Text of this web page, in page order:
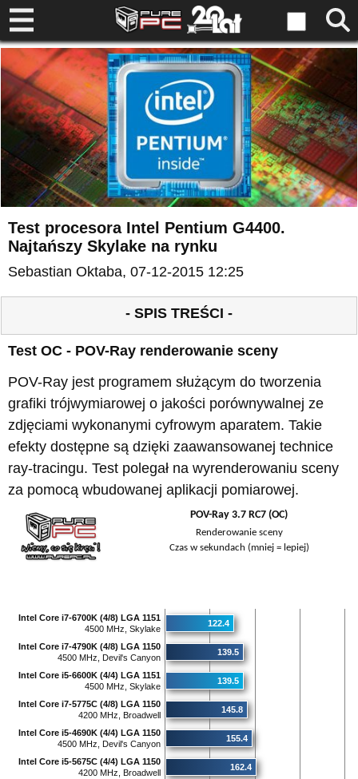
Test procesora Intel Pentium G4400.
Najtańszy Skylake na rynku
Sebastian Oktaba, 07-12-2015 12:25
- SPIS TREŚCI -
Test OC - POV-Ray renderowanie sceny
POV-Ray jest programem służącym do tworzenia
grafiki trójwymiarowej o jakości porównywalnej ze
zdjęciami wykonanymi cyfrowym aparatem. Takie
efekty dostępne są dzięki zaawansowanej technice
ray-tracingu. Test polegał na wyrenderowaniu sceny
za pomocą wbudowanej aplikacji pomiarowej.
POV-Ray 3.7 RC7 (OC)
Renderowanie sceny
Czas w sekundach (mniej = lepiej)
Intel Core i7-6700K (4/8) LGA 1151
4500 MHz, Skylake
122.4
Intel Core i7-4790K (4/8) LGA 1150
4500 MHz, Devil's Canyon
139.5
Intel Core i5-6600K (4/4) LGA 1151
4500 MHz, Skylake
139.5
Intel Core i7-5775C (4/8) LGA 1150
4200 MHz, Broadwell
145.8
Intel Core i5-4690K (4/4) LGA 1150
4500 MHz, Devil's Canyon
155.4
Intel Core i5-5675C (4/4) LGA 1150
4200 MHz, Broadwell
162.4